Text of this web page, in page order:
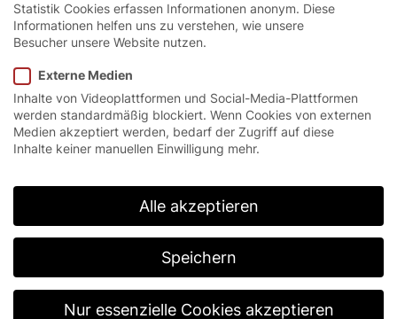
Schnell, sicher und
zuverlässig.
Stabile Produktionszyklen, schneller Wechsel
zwischen Produktabschottung und
Weiterbearbeitung und alles ohne kleinste
Stillstandzeiten – die Ansprüche an automatisierte
Prozesse in der Industrie steigen. Unsere
Maschinenschutztore der Serie MS erfüllen deshalb
höchste Sicherheitsstandards zum Schutz von
Statistik Cookies erfassen Informationen anonym. Diese
Informationen helfen uns zu verstehen, wie unsere
Besucher unsere Website nutzen.
Externe Medien
Inhalte von Videoplattformen und Social-Media-Plattformen
werden standardmäßig blockiert. Wenn Cookies von externen
Medien akzeptiert werden, bedarf der Zugriff auf diese
Inhalte keiner manuellen Einwilligung mehr.
Alle akzeptieren
Speichern
Nur essenzielle Cookies akzeptieren